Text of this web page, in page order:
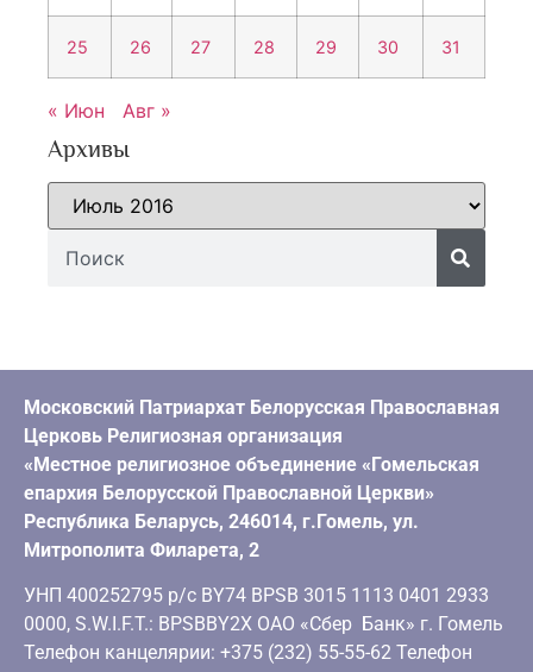
25 26 27 28 29 30 31
« Июн Авг »
Архивы
Московский Патриархат Белорусская Православная
Церковь Религиозная организация
«Местное религиозное объединение «Гомельская
епархия Белорусской Православной Церкви»
Республика Беларусь, 246014, г.Гомель, ул.
Митрополита Филарета, 2
УНП 400252795 р/с BY74 BPSB 3015 1113 0401 2933
0000, S.W.I.F.T.: BPSBBY2X ОАО «Сбер Банк» г. Гомель
Телефон канцелярии: +375 (232) 55-55-62 Телефон